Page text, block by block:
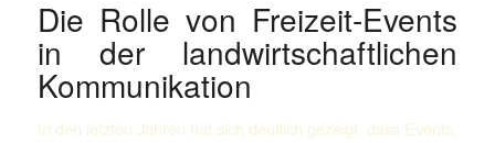
Die Rolle von Freizeit-Events
in der landwirtschaftlichen
Kommunikation
In den letzten Jahren hat sich deutlich gezeigt, dass Events,